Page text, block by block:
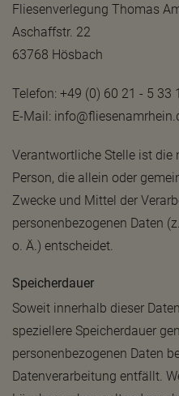
Fliesenverlegung Thomas
Aschaffstr. 22
63768 Hösbach
Telefon: +49 (0) 60 21 - 5 33
E-Mail:
Verantwortliche Stelle ist
Person, die allein oder
Zwecke und Mittel der
personenbezogenen Daten
o. Ä.) entscheidet.
Speicherdauer
Soweit innerhalb dieser
speziellere Speicherdauer
personenbezogenen Daten
Datenverarbeitung entfällt.